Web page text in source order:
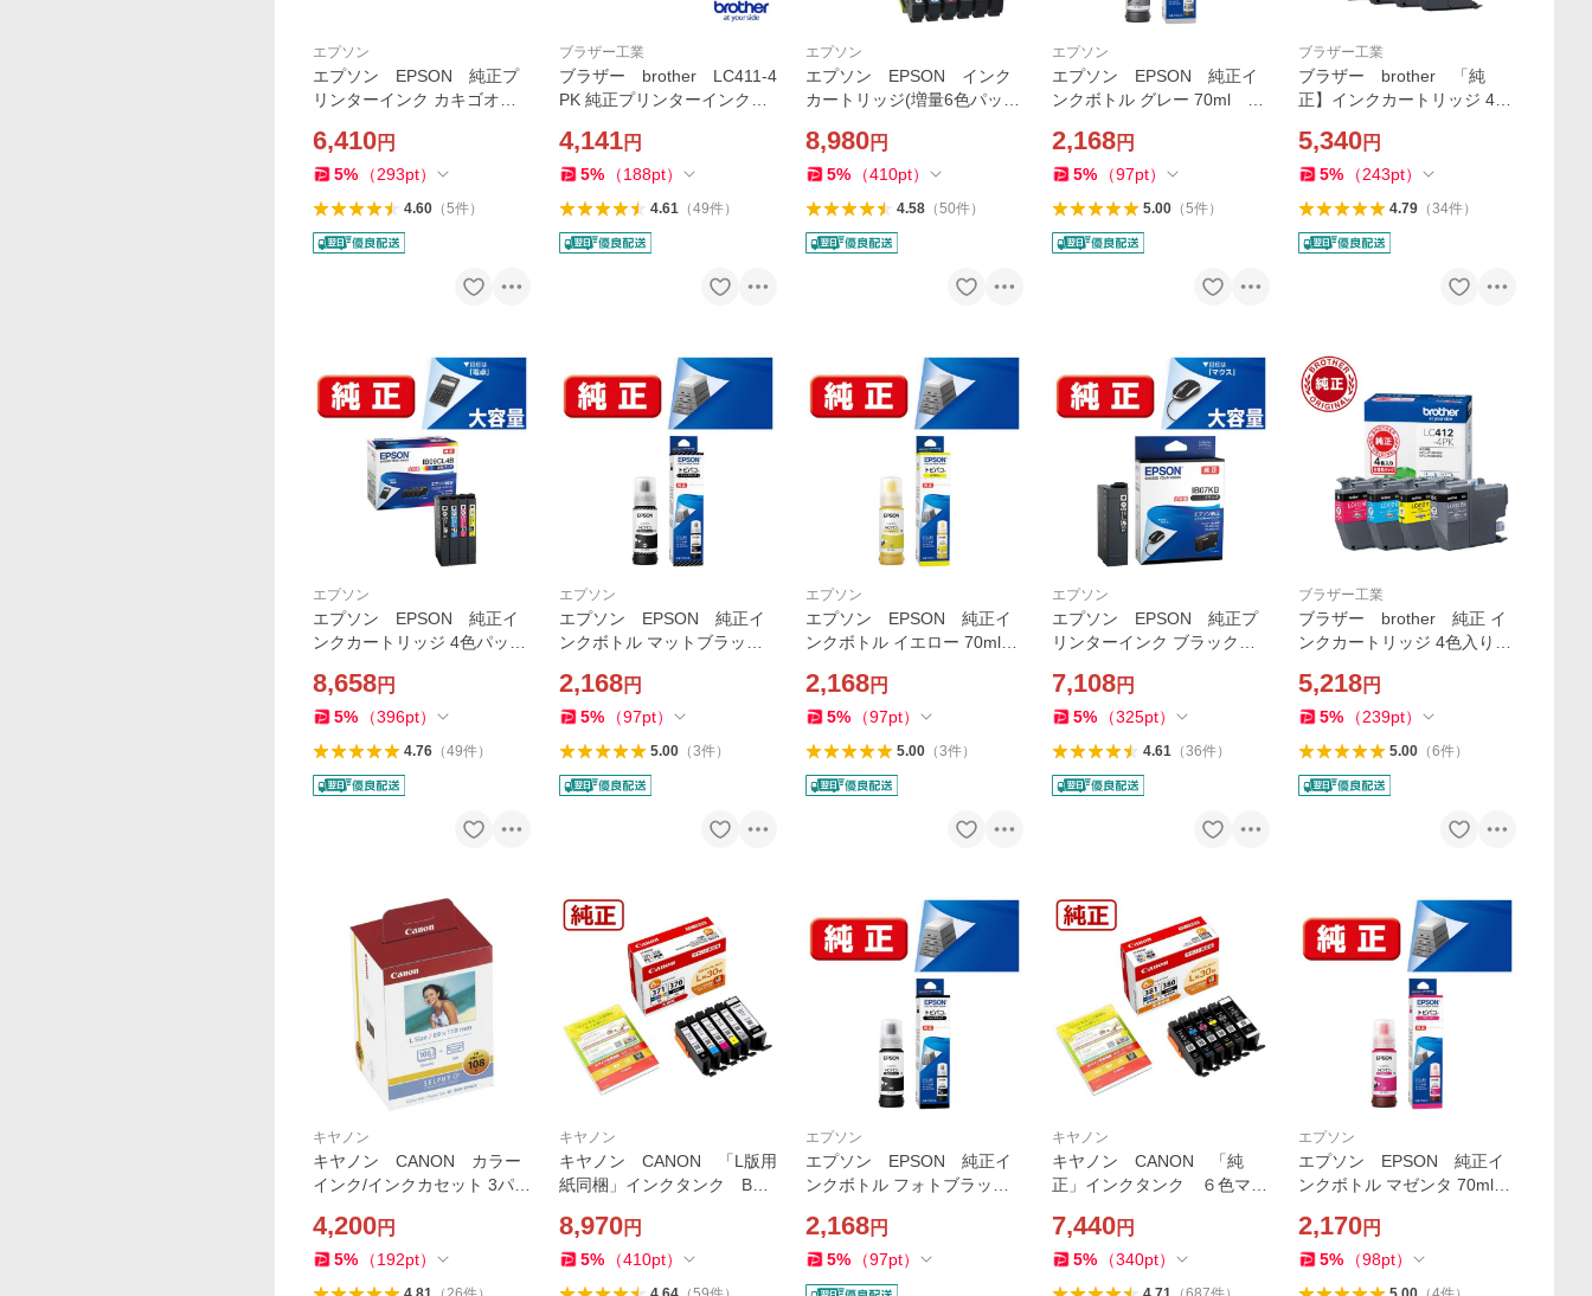
エプソン
エプソン EPSON 純正プ
リンターインク カキゴオリ 6
6,410円
5% （293pt）
4.60（5件）
ブラザー工業
ブラザー brother LC411-4
PK 純正プリンターインク 4
4,141円
5% （188pt）
4.61（49件）
エプソン
エプソン EPSON インク
カートリッジ(増量6色パッ
8,980円
5% （410pt）
4.58（50件）
エプソン
エプソン EPSON 純正イ
ンクボトル グレー 70ml T
2,168円
5% （97pt）
5.00（5件）
ブラザー工業
ブラザー brother 「純
正】インクカートリッジ 4色
5,340円
5% （243pt）
4.79（34件）
エプソン
エプソン EPSON 純正イ
ンクカートリッジ 4色パック
8,658円
5% （396pt）
4.76（49件）
エプソン
エプソン EPSON 純正イ
ンクボトル マットブラック 7
2,168円
5% （97pt）
5.00（3件）
エプソン
エプソン EPSON 純正イ
ンクボトル イエロー 70ml
2,168円
5% （97pt）
5.00（3件）
エプソン
エプソン EPSON 純正プ
リンターインク ブラック大
7,108円
5% （325pt）
4.61（36件）
ブラザー工業
ブラザー brother 純正 イ
ンクカートリッジ 4色入りパ
5,218円
5% （239pt）
5.00（6件）
キヤノン
キヤノン CANON カラー
インク/インクカセット 3パッ
4,200円
5% （192pt）
キヤノン
キヤノン CANON 「L版用
紙同梱」インクタンク BCI-
8,970円
5% （410pt）
エプソン
エプソン EPSON 純正イ
ンクボトル フォトブラック 7
2,168円
5% （97pt）
キヤノン
キヤノン CANON 「純
正」インクタンク ６色マル
P
7,440円
5% （340pt）
エプソン
エプソン EPSON 純正イ
ンクボトル マゼンタ 70ml
2,170円
5% （98pt）